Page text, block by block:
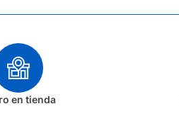
en tienda